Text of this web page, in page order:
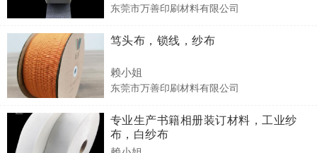
东莞市万善印刷材料有限公司
笃头布，锁线，纱布
赖小姐
东莞市万善印刷材料有限公司
专业生产书籍相册装订材料，工业纱
布，白纱布